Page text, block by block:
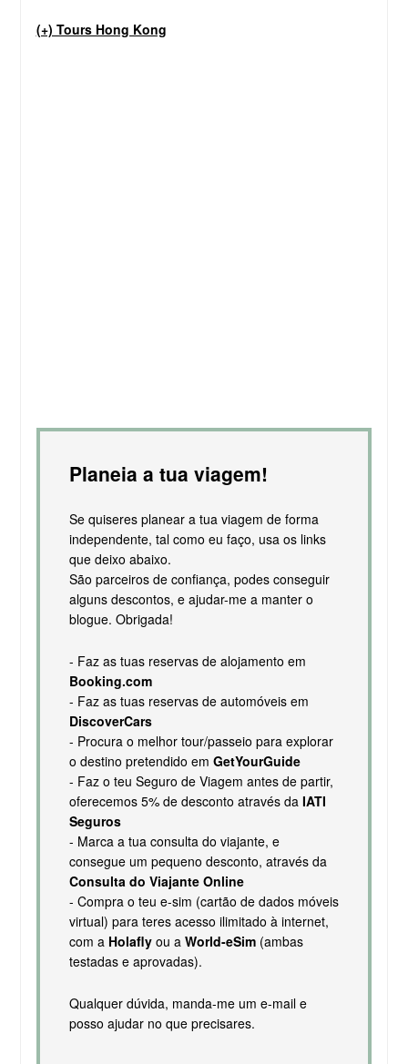
(+) Tours Hong Kong
Planeia a tua viagem!
Se quiseres planear a tua viagem de forma
independente, tal como eu faço, usa os links
que deixo abaixo.
São parceiros de confiança, podes conseguir
alguns descontos, e ajudar-me a manter o
blogue. Obrigada!
- Faz as tuas reservas de alojamento em
Booking.com
- Faz as tuas reservas de automóveis em
DiscoverCars
- Procura o melhor tour/passeio para explorar
o destino pretendido em GetYourGuide
- Faz o teu Seguro de Viagem antes de partir,
oferecemos 5% de desconto através da IATI
Seguros
- Marca a tua consulta do viajante, e
consegue um pequeno desconto, através da
Consulta do Viajante Online
- Compra o teu e-sim (cartão de dados móveis
virtual) para teres acesso ilimitado à internet,
com a Holaflyou a World-eSim(ambas
testadas e aprovadas).
Qualquer dúvida, manda-me um e-mail e
posso ajudar no que precisares.